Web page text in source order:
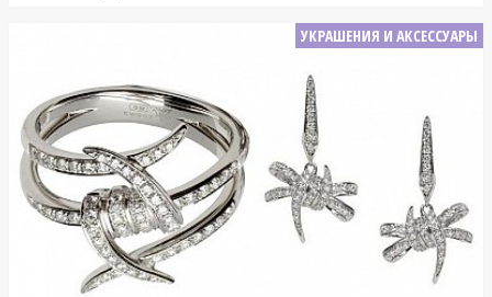
УКРАШЕНИЯ И АКСЕССУАРЫ